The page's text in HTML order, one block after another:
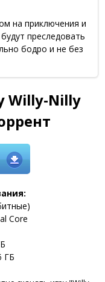
на приключения и
преследовать
бодро и не без
Willy-Nilly
Core
ГБ